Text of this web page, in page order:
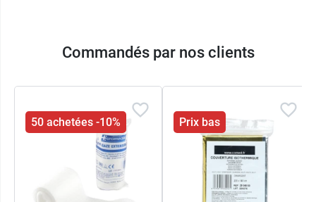
Commandés par nos clients
50 achetées -10% Prix bas